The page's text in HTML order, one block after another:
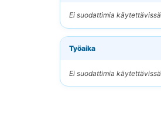
Ei suodattimia käytettävissä
Työaika
Ei suodattimia käytettävissä